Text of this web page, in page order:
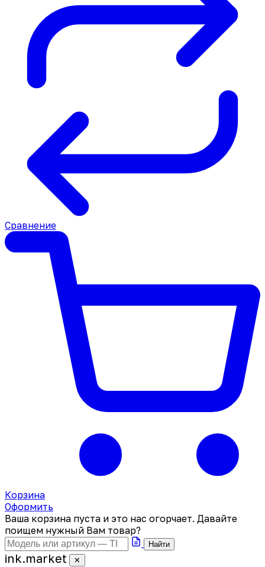
Сравнение
Корзина
Оформить
Ваша корзина пуста и это нас огорчает. Давайте
поищем нужный Вам товар?
Найти
ink.market ✕